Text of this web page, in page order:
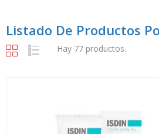
Listado De Productos
Hay 77 productos.